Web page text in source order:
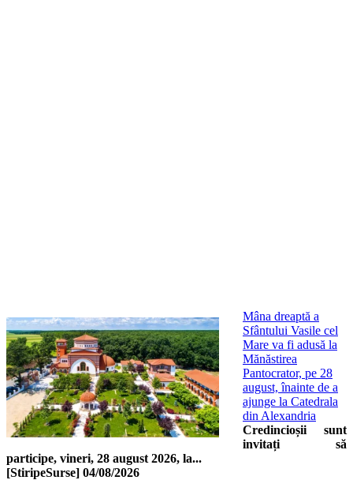
Mâna dreaptă a
Sfântului Vasile cel
Mare va fi adusă la
Mănăstirea
Pantocrator, pe 28
august, înainte de a
ajunge la Catedrala
din Alexandria
Credincioșii sunt
invitați să
participe, vineri, 28 august 2026, la...
[StiripeSurse] 04/08/2026